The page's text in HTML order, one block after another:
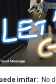
imitar: No